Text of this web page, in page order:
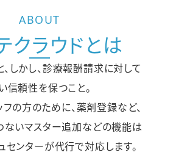
ABOUT
クラウドとは
しかし、診療報酬請求に対して
信頼性を保つこと。
の方のために、薬剤登録など、
ないマスター追加などの機能は
センターが代行で対応します。